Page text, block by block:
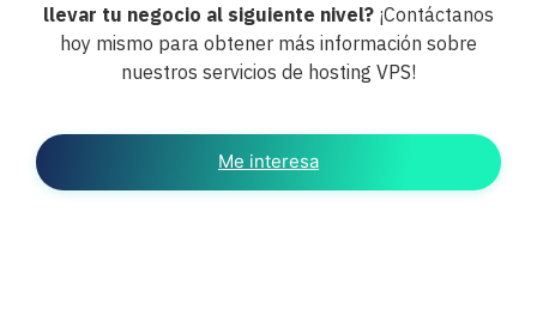
llevar tu negocio al siguiente nivel? ¡Contáctanos
hoy mismo para obtener más información sobre
nuestros servicios de hosting VPS!
Me interesa